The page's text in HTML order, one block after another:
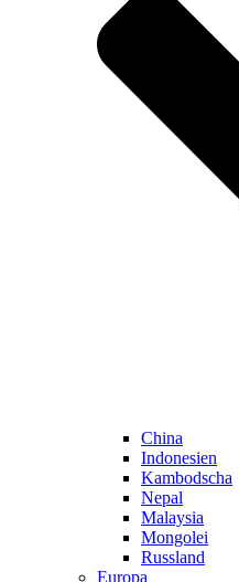
China
Indonesien
Kambodscha
Nepal
Malaysia
Mongolei
Russland
Europa